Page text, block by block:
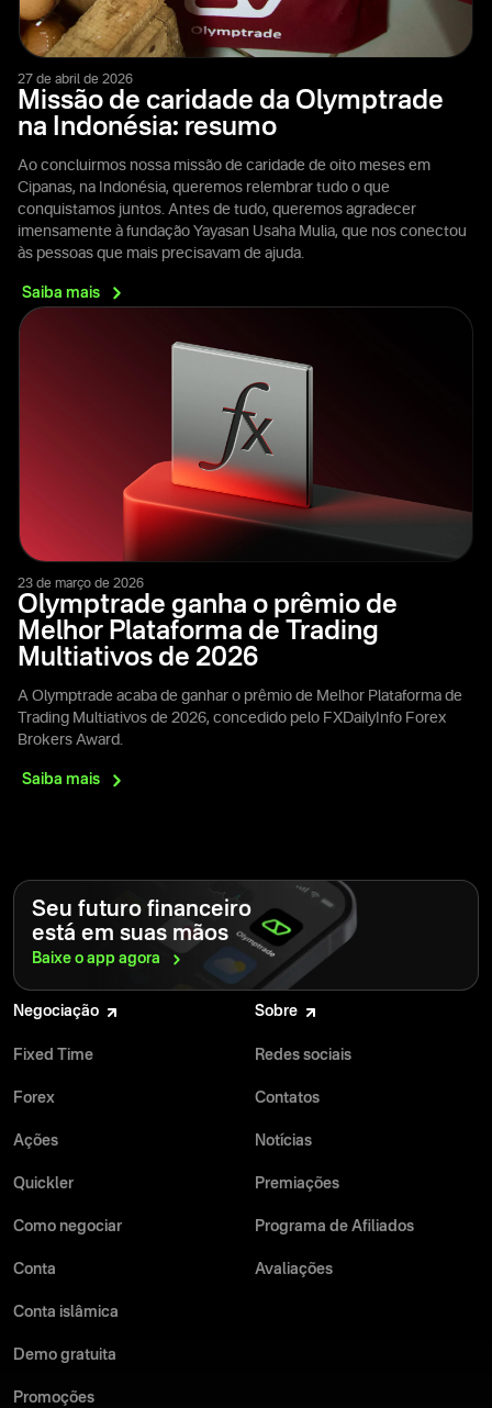
27 de abril de 2026
Missão de caridade da Olymptrade
na Indonésia: resumo
Ao concluirmos nossa missão de caridade de oito meses em
Cipanas, na Indonésia, queremos relembrar tudo o que
conquistamos juntos. Antes de tudo, queremos agradecer
imensamente à fundação Yayasan Usaha Mulia, que nos conectou
às pessoas que mais precisavam de ajuda.
Saiba mais
23 de março de 2026
Olymptrade ganha o prêmio de
Melhor Plataforma de Trading
Multiativos de 2026
A Olymptrade acaba de ganhar o prêmio de Melhor Plataforma de
Trading Multiativos de 2026, concedido pelo FXDailyInfo Forex
Brokers Award.
Saiba mais
Seu futuro financeiro
está em suas mãos
Baixe o app agora
Negociação
Fixed Time
Forex
Ações
Quickler
Como negociar
Conta
Conta islâmica
Demo gratuita
Promoções
Sobre
Redes sociais
Contatos
Notícias
Premiações
Programa de Afiliados
Avaliações